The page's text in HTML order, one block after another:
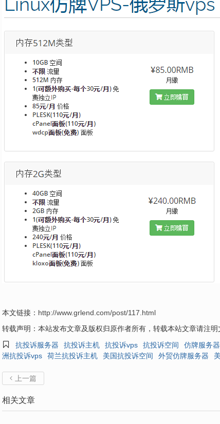
本文链接： http://www.grlend.com/post/117.html
转载声明：本站发布文章及版权归原作者所有，转载本站文章请注明

抗投诉服务器 抗投诉主机 抗投诉vps 抗投诉空间 仿牌服务器
洲抗投诉vps
荷兰抗投诉主机 美国抗投诉空间 外贸仿牌服务器
 上一篇
相关文章